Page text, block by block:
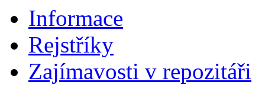
Informace
Rejstříky
Zajímavosti v repozitáři